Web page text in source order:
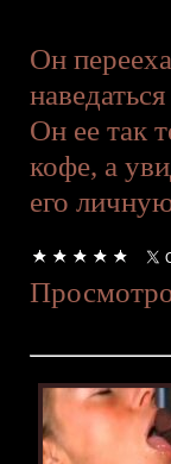
Он
Он ее так
кофе, а
его